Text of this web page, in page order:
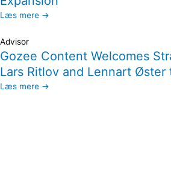
Læs mere →
Advisor
Gozee Content Welcomes
Lars Ritlov and Lennart Øster
Læs mere →